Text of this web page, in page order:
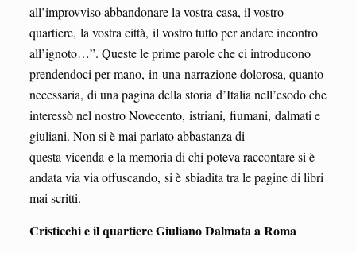
all’improvviso abbandonare la vostra casa, il vostro
quartiere, la vostra città, il vostro tutto per andare incontro
all’ignoto…”. Queste le prime parole che ci introducono
prendendoci per mano, in una narrazione dolorosa, quanto
necessaria, di una pagina della storia d’Italia nell’esodo che
interessò nel nostro Novecento, istriani, fiumani, dalmati e
giuliani. Non si è mai parlato abbastanza di
questa vicenda e la memoria di chi poteva raccontare si è
andata via via offuscando, si è sbiadita tra le pagine di libri
mai scritti.
Cristicchi e il quartiere Giuliano Dalmata a Roma